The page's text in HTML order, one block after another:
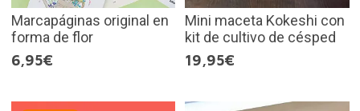
Marcapáginas original en
forma de flor
6,95€
Mini maceta Kokeshi con
kit de cultivo de césped
19,95€